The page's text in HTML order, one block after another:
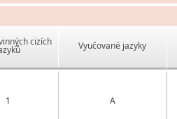
cizích Vyučované jazyky
1 A